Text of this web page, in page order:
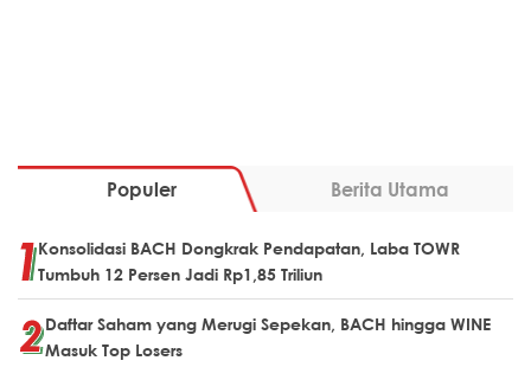
Populer Berita Utama
Konsolidasi BACH Dongkrak Pendapatan, Laba TOWR
Tumbuh 12 Persen Jadi Rp1,85 Triliun
Daftar Saham yang Merugi Sepekan, BACH hingga WINE
Masuk Top Losers